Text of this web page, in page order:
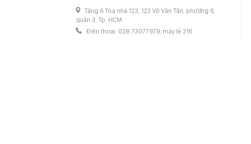
Tầng 6 Tòa nhà 123, 123 Võ Văn Tần, phường 6,
quận 3, Tp. HCM.
Điện thoại: 028.73077979, máy lẻ 216